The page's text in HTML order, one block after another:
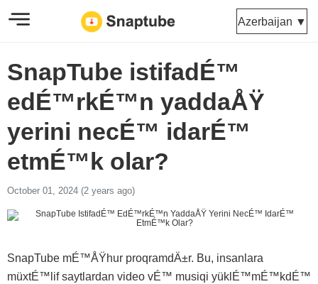
Azerbaijan ▼
SnapTube istifadÉ™
edÉ™rkÉ™n yaddaÅŸ
yerini necÉ™ idarÉ™
etmÉ™k olar?
October 01, 2024 (2 years ago)
SnapTube mÉ™ÅŸhur proqramdÄ±r. Bu, insanlara
müxtÉ™lif saytlardan video vÉ™ musiqi yüklÉ™mÉ™kdÉ™